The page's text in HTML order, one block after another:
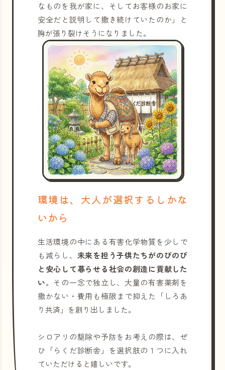
なものを我が家に、そしてお客様のお家に
安全だと説明して撒き続けていたのか」と
胸が張り裂けそうになりました。
環境は、大人が選択するしかな
いから
生活環境の中にある有害化学物質を少しで
も減らし、 未来を担う子供たちがのびのび
と安心して暮らせる社会の創造に貢献した
い。その一念で独立し、大量の有害薬剤を
撒かない・費用も極限まで抑えた「しろあ
り共済」を創り出しました。
シロアリの駆除や予防をお考えの際は、ぜ
ひ「らくだ診断舎」を選択肢の１つに入れ
ていただけると嬉しいです。